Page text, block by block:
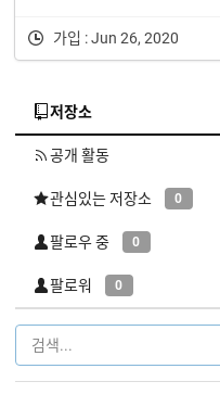
가입 : Jun 26, 2020
저장소
공개 활동
관심있는 저장소 0
팔로우 중 0
팔로워 0